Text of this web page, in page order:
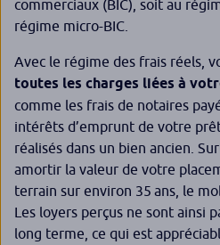
commerciaux (BIC), soit au
régime micro-BIC.
Avec le régime des frais réels,
toutes les charges liées à
comme les frais de notaires
intérêts d’emprunt de votre
réalisés dans un bien ancien.
amortir la valeur de votre
terrain sur environ 35 ans, le
Les loyers perçus ne sont ainsi
long terme, ce qui est